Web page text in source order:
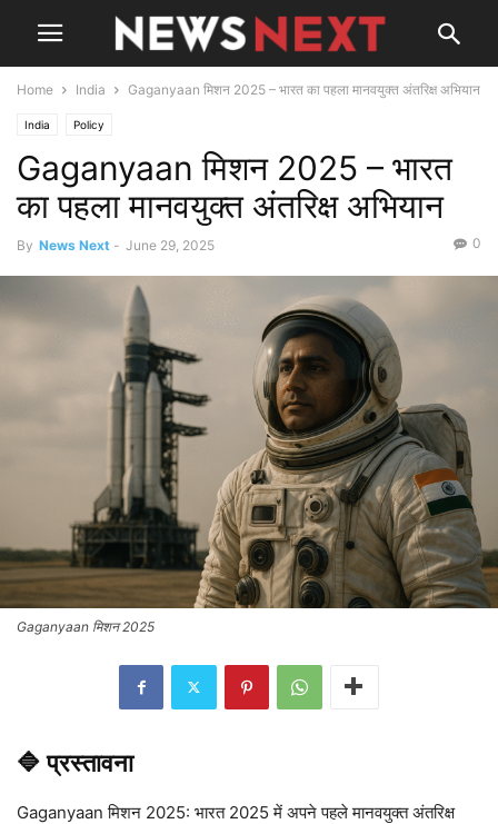
Home India Gaganyaan मिशन 2025 – भारत का पहला मानवयुक्त अंतरिक्ष अभियान
India Policy
Gaganyaan मिशन 2025 – भारत
का पहला मानवयुक्त अंतरिक्ष अभियान
By News Next - June 29, 2025 0
Gaganyaan मिशन 2025
🔷 प्रस्तावना
Gaganyaan मिशन 2025: भारत 2025 में अपने पहले मानवयुक्त अंतरिक्ष